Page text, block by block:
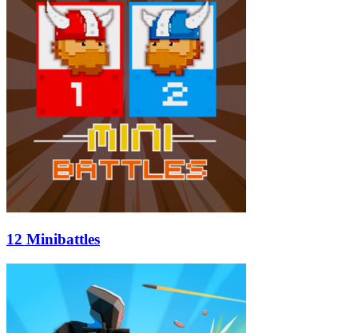
12 Minibattles